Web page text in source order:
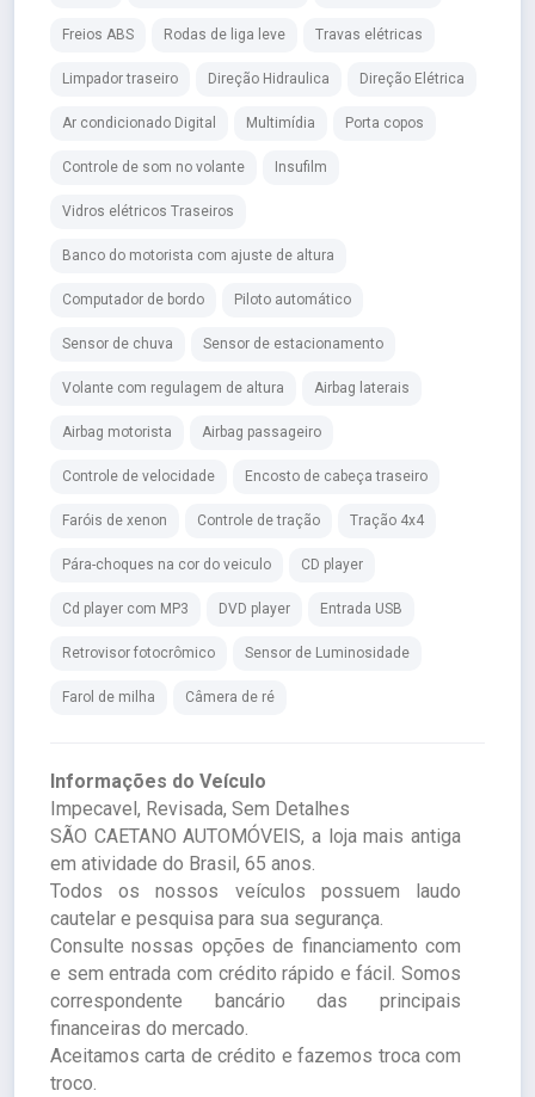
Freios ABS Rodas de liga leve Travas elétricas
Limpador traseiro Direção Hidraulica Direção Elétrica
Ar condicionado Digital Multimídia Porta copos
Controle de som no volante Insufilm
Vidros elétricos Traseiros
Banco do motorista com ajuste de altura
Computador de bordo Piloto automático
Sensor de chuva Sensor de estacionamento
Volante com regulagem de altura Airbag laterais
Airbag motorista Airbag passageiro
Controle de velocidade Encosto de cabeça traseiro
Faróis de xenon Controle de tração Tração 4x4
Pára-choques na cor do veiculo CD player
Cd player com MP3 DVD player Entrada USB
Retrovisor fotocrômico Sensor de Luminosidade
Farol de milha Câmera de ré
Informações do Veículo
Impecavel, Revisada, Sem Detalhes
SÃO CAETANO AUTOMÓVEIS, a loja mais antiga
em atividade do Brasil, 65 anos.
Todos os nossos veículos possuem laudo
cautelar e pesquisa para sua segurança.
Consulte nossas opções de financiamento com
e sem entrada com crédito rápido e fácil. Somos
correspondente bancário das principais
financeiras do mercado.
Aceitamos carta de crédito e fazemos troca com
troco.